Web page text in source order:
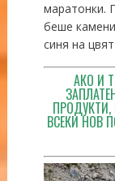
маратонки.
беше
синя на
АКО И
ПРОДУКТИ,
ВСЕКИ НОВ